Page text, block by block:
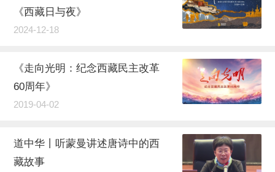
《西藏日与夜》
2024-12-18
《走向光明：纪念西藏民主改革
60周年》
2019-04-02
道中华丨听蒙曼讲述唐诗中的西
藏故事